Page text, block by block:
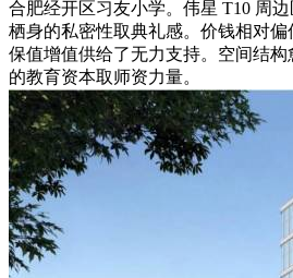
合肥经开区习友小学。伟星 T10 周
栖身的私密性取典礼感。价钱相对偏
保值增值供给了无力支持。空间结构
的教育资本取师资力量。